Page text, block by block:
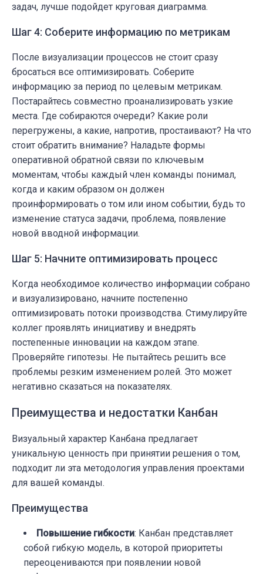
задач, лучше подойдет круговая диаграмма.
Шаг 4: Соберите информацию по метрикам
После визуализации процессов не стоит сразу
бросаться все оптимизировать. Соберите
информацию за период по целевым метрикам.
Постарайтесь совместно проанализировать узкие
места. Где собираются очереди? Какие роли
перегружены, а какие, напротив, простаивают? На что
стоит обратить внимание? Наладьте формы
оперативной обратной связи по ключевым
моментам, чтобы каждый член команды понимал,
когда и каким образом он должен
проинформировать о том или ином событии, будь то
изменение статуса задачи, проблема, появление
новой вводной информации.
Шаг 5: Начните оптимизировать процесс
Когда необходимое количество информации собрано
и визуализировано, начните постепенно
оптимизировать потоки производства. Стимулируйте
коллег проявлять инициативу и внедрять
постепенные инновации на каждом этапе.
Проверяйте гипотезы. Не пытайтесь решить все
проблемы резким изменением ролей. Это может
негативно сказаться на показателях.
Преимущества и недостатки Канбан
Визуальный характер Канбана предлагает
уникальную ценность при принятии решения о том,
подходит ли эта методология управления проектами
для вашей команды.
Преимущества
Повышение гибкости: Канбан представляет
собой гибкую модель, в которой приоритеты
переоцениваются при появлении новой